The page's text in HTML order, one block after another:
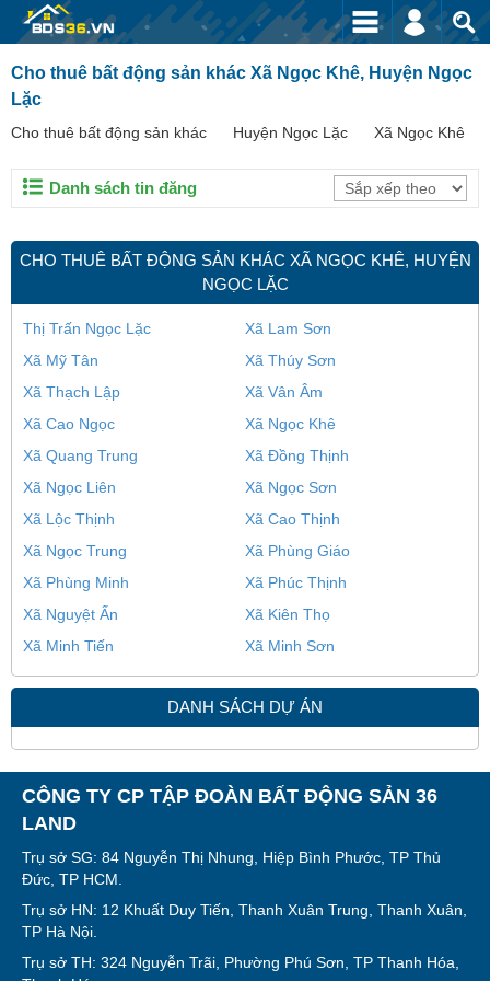
Cho thuê bất động sản khác Xã Ngọc Khê, Huyện Ngọc
Lặc
Cho thuê bất động sản khác Huyện Ngọc Lặc Xã Ngọc Khê
Danh sách tin đăng
CHO THUÊ BẤT ĐỘNG SẢN KHÁC XÃ NGỌC KHÊ, HUYỆN
NGỌC LẶC
Thị Trấn Ngọc Lặc
Xã Lam Sơn
Xã Mỹ Tân
Xã Thúy Sơn
Xã Thạch Lập
Xã Vân Âm
Xã Cao Ngọc
Xã Ngọc Khê
Xã Quang Trung
Xã Đồng Thịnh
Xã Ngọc Liên
Xã Ngọc Sơn
Xã Lộc Thịnh
Xã Cao Thịnh
Xã Ngọc Trung
Xã Phùng Giáo
Xã Phùng Minh
Xã Phúc Thịnh
Xã Nguyệt Ấn
Xã Kiên Thọ
Xã Minh Tiến
Xã Minh Sơn
DANH SÁCH DỰ ÁN
CÔNG TY CP TẬP ĐOÀN BẤT ĐỘNG SẢN 36
LAND
Trụ sở SG: 84 Nguyễn Thị Nhung, Hiệp Bình Phước, TP Thủ
Đức, TP HCM.
Trụ sở HN: 12 Khuất Duy Tiến, Thanh Xuân Trung, Thanh Xuân,
TP Hà Nội.
Trụ sở TH: 324 Nguyễn Trãi, Phường Phú Sơn, TP Thanh Hóa,